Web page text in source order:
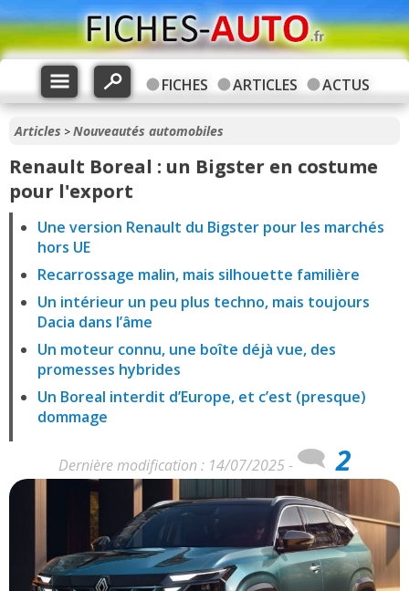
FICHES ARTICLES ACTUS
Articles >Nouveautés automobiles
Renault Boreal : un Bigster en costume
pour l'export
Une version Renault du Bigster pour les marchés
hors UE
Recarrossage malin, mais silhouette familière
Un intérieur un peu plus techno, mais toujours
Dacia dans l’âme
Un moteur connu, une boîte déjà vue, des
promesses hybrides
Un Boreal interdit d’Europe, et c’est (presque)
dommage
Dernière modification : 14/07/2025 - 2